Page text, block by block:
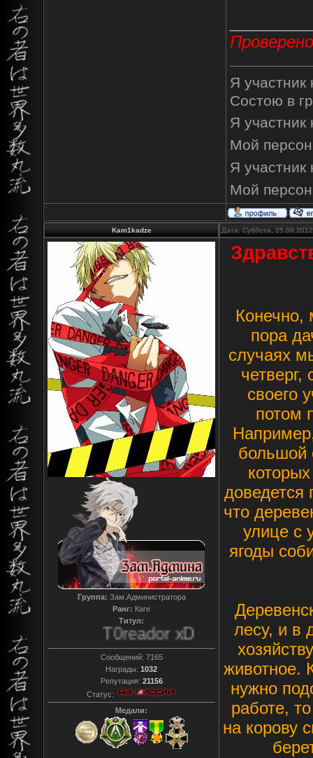
Проверено
Я участник
Состою в
Я участник
Мой
Я участник
Мой
Kam1kadze Дата: Суббота,
Группа: Зам.Администратора
Ранг: Каге
Титул:
T0reador xD
Сообщений: 7165
Награды: 1032
Репутация: 21156
Статус:
Медали:
Конечно,
пора
случаях
четверг,
своего
потом
большой
доведется
что
улице с
ягоды
лесу, и в
животное.
нужно
работе,
на корову